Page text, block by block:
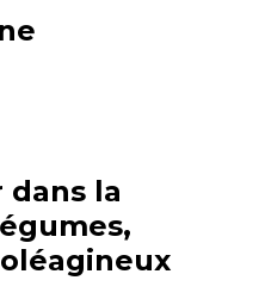
dans la